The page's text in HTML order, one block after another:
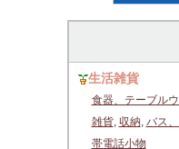
生活雑貨
食器、テーブル
雑貨, 収納, バス
帯電話小物